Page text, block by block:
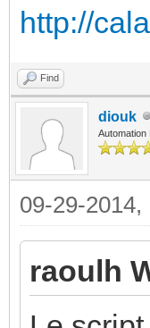
http://
Find
diouk
Automation
09-29-2014,
raoulh